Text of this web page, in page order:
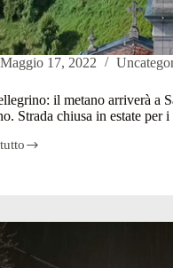
Maggio 17, 2022
il metano arriverà a
Strada chiusa in estate per